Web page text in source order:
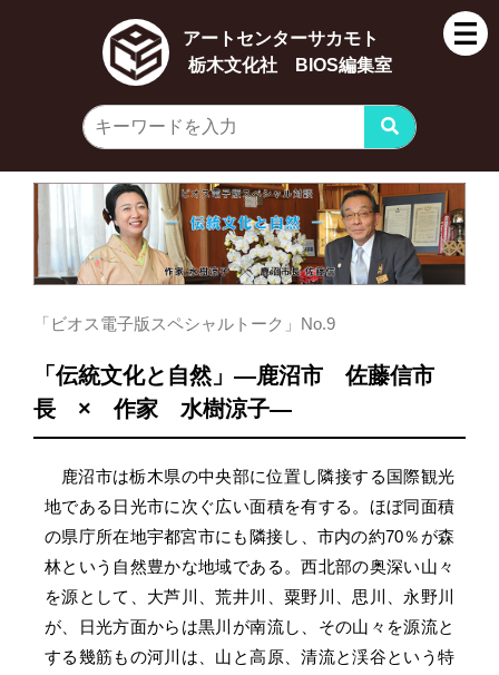
アートセンターサカモト
栃木文化社 BIOS編集室
「ビオス電子版スペシャルトーク」No.9
「伝統文化と自然」―鹿沼市 佐藤信市
長 × 作家 水樹涼子―
鹿沼市は栃木県の中央部に位置し隣接する国際観光
地である日光市に次ぐ広い面積を有する。ほぼ同面積
の県庁所在地宇都宮市にも隣接し、市内の約70％が森
林という自然豊かな地域である。西北部の奥深い山々
を源として、大芦川、荒井川、粟野川、思川、永野川
が、日光方面からは黒川が南流し、その山々を源流と
する幾筋もの河川は、山と高原、清流と渓谷という特